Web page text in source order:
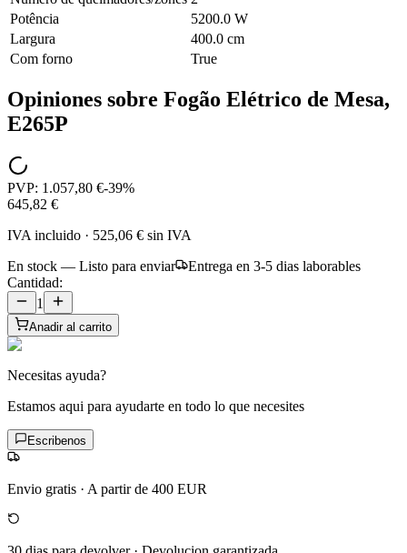
Potência
5200.0 W
Largura
400.0 cm
Com forno
True
Opiniones sobre Fogão Elétrico de Mesa,
E265P
PVP: 1.057,80 €-39%
645,82 €
IVA incluido · 525,06 € sin IVA
En stock — Listo para enviar
Entrega en 3-5 dias laborables
Cantidad:
1
Anadir al carrito
Necesitas ayuda?
Estamos aqui para ayudarte en todo lo que necesites
Escribenos
Envio gratis · A partir de 400 EUR